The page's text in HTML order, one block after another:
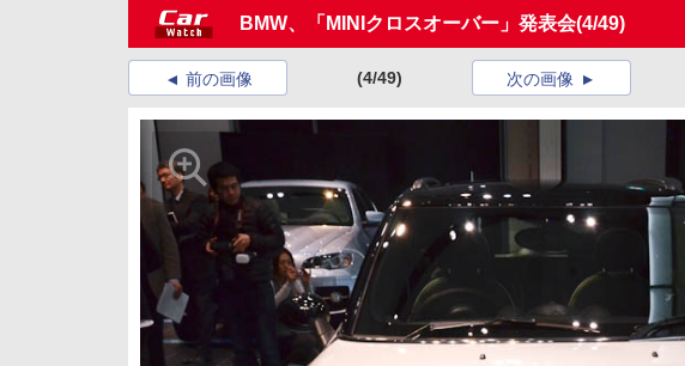
BMW、「MINIクロスオーバー」発表会(4/49)
前の画像 (4/49) 次の画像